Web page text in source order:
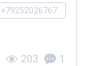
+79252026767
203 1